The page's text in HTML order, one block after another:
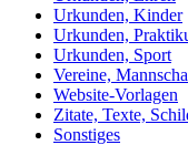
Urkunden, Kinder
Urkunden,
Urkunden, Sport
Vereine,
Website-Vorlagen
Zitate, Texte,
Sonstiges